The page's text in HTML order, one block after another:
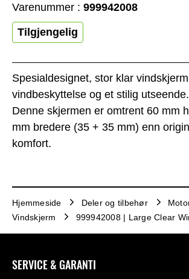
Spesialdesignet, stor klar
vindbeskyttelse og et stilig utseende.
Denne skjermen er omtrent 60 mm
mm bredere (35 + 35 mm) enn
komfort.
Varenummer : 999942008
Tilgjengelig
Hjemmeside Deler og tilbehør
Vindskjerm
999942008 | Large Clear
SERVICE & GARANTI